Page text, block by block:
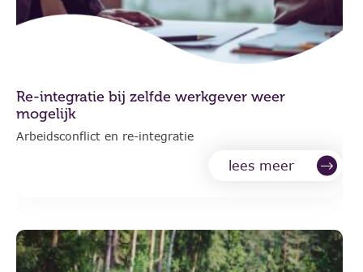
Re-integratie bij zelfde werkgever weer
mogelijk
Arbeidsconflict en re-integratie
lees meer